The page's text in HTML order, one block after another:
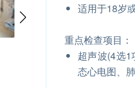
适用于18岁
重点检查项目：
超声波(4选
态心电图、